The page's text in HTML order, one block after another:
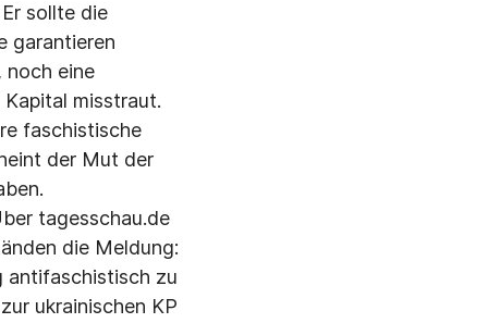
sollte die
garantieren
noch eine
misstraut.
faschistische
der Mut der
tagesschau.de
die Meldung:
antifaschistisch zu
ukrainischen KP